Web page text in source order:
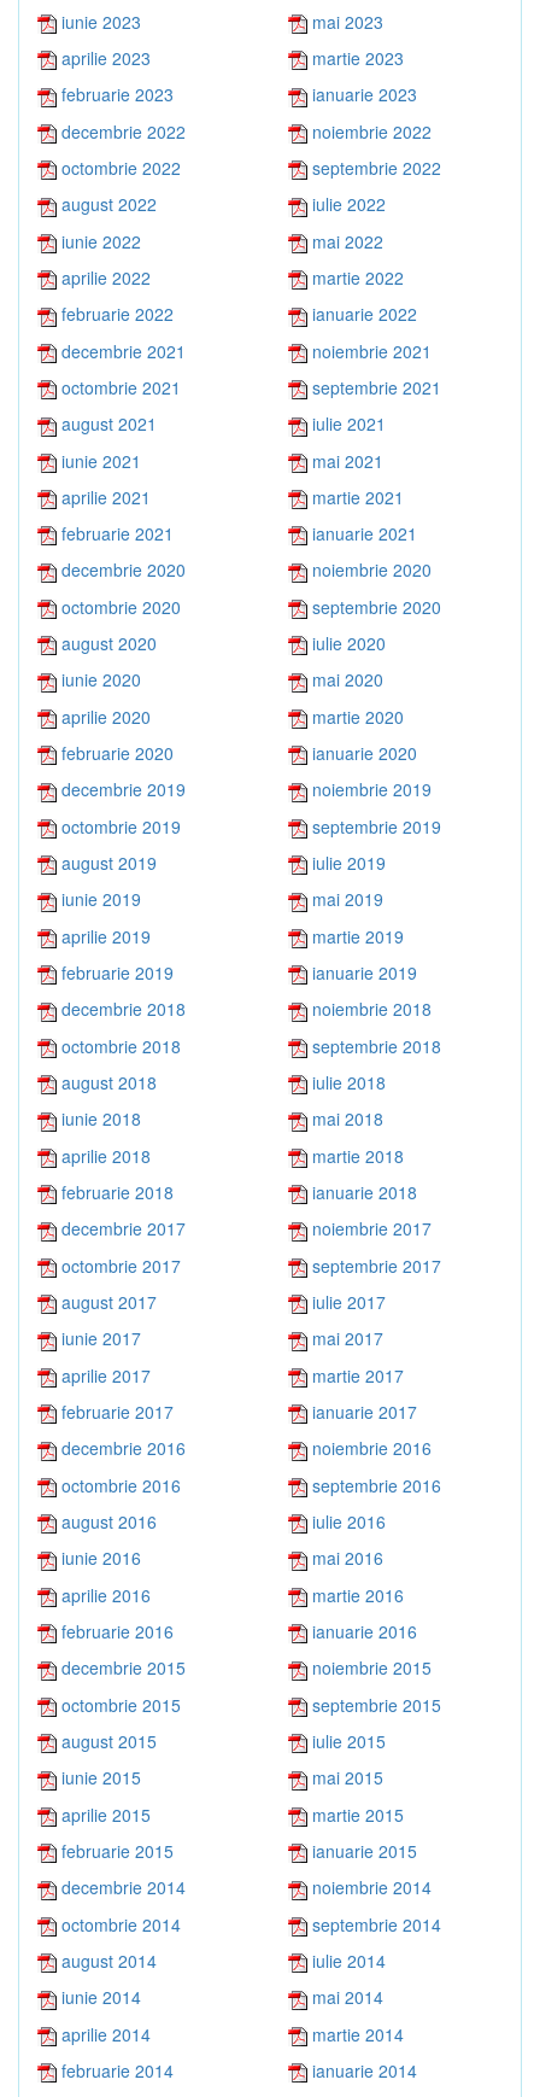
iunie 2023
mai 2023
aprilie 2023
martie 2023
februarie 2023
ianuarie 2023
decembrie 2022
noiembrie 2022
octombrie 2022
septembrie 2022
august 2022
iulie 2022
iunie 2022
mai 2022
aprilie 2022
martie 2022
februarie 2022
ianuarie 2022
decembrie 2021
noiembrie 2021
octombrie 2021
septembrie 2021
august 2021
iulie 2021
iunie 2021
mai 2021
aprilie 2021
martie 2021
februarie 2021
ianuarie 2021
decembrie 2020
noiembrie 2020
octombrie 2020
septembrie 2020
august 2020
iulie 2020
iunie 2020
mai 2020
aprilie 2020
martie 2020
februarie 2020
ianuarie 2020
decembrie 2019
noiembrie 2019
octombrie 2019
septembrie 2019
august 2019
iulie 2019
iunie 2019
mai 2019
aprilie 2019
martie 2019
februarie 2019
ianuarie 2019
decembrie 2018
noiembrie 2018
octombrie 2018
septembrie 2018
august 2018
iulie 2018
iunie 2018
mai 2018
aprilie 2018
martie 2018
februarie 2018
ianuarie 2018
decembrie 2017
noiembrie 2017
octombrie 2017
septembrie 2017
august 2017
iulie 2017
iunie 2017
mai 2017
aprilie 2017
martie 2017
februarie 2017
ianuarie 2017
decembrie 2016
noiembrie 2016
octombrie 2016
septembrie 2016
august 2016
iulie 2016
iunie 2016
mai 2016
aprilie 2016
martie 2016
februarie 2016
ianuarie 2016
decembrie 2015
noiembrie 2015
octombrie 2015
septembrie 2015
august 2015
iulie 2015
iunie 2015
mai 2015
aprilie 2015
martie 2015
februarie 2015
ianuarie 2015
decembrie 2014
noiembrie 2014
octombrie 2014
septembrie 2014
august 2014
iulie 2014
iunie 2014
mai 2014
aprilie 2014
martie 2014
februarie 2014
ianuarie 2014